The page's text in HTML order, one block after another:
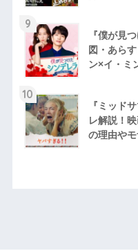
9
『僕が見
図・あら
ン×イ・ミ
10
『ミッド
レ解説！
の理由や